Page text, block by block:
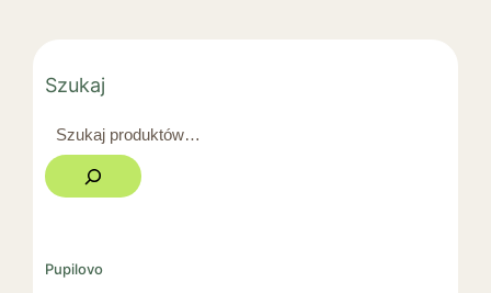
Szukaj
Pupilovo